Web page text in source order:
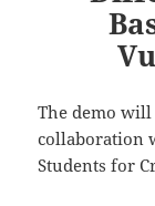
The demo
collaboration
Students for